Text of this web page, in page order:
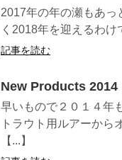
2017年の年の瀬もあっ
く2018年を迎えるわけ
記事を読む
New Products 2014
早いもので２０１４年
トラウト用ルアーから
【...】